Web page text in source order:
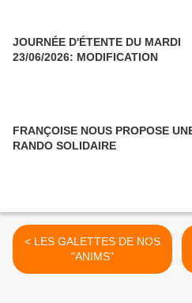
JOURNÉE D'ÉTENTE DU MARDI
23/06/2026: MODIFICATION
FRANÇOISE NOUS PROPOSE
RANDO SOLIDAIRE
< LES GALETTES DE NOS
"ANIMS"